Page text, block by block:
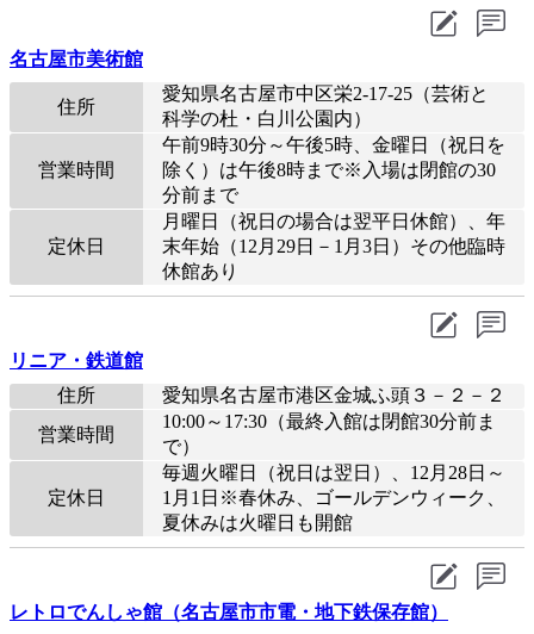
名古屋市美術館
住所
愛知県名古屋市中区栄2-17-25（芸術と
科学の杜・白川公園内）
営業時間
午前9時30分～午後5時、金曜日（祝日を
除く）は午後8時まで※入場は閉館の30
分前まで
定休日
月曜日（祝日の場合は翌平日休館）、年
末年始（12月29日－1月3日）その他臨時
休館あり
リニア・鉄道館
住所
愛知県名古屋市港区金城ふ頭３－２－２
営業時間
10:00～17:30（最終入館は閉館30分前ま
で）
定休日
毎週火曜日（祝日は翌日）、12月28日～
1月1日※春休み、ゴールデンウィーク、
夏休みは火曜日も開館
レトロでんしゃ館（名古屋市市電・地下鉄保存館）